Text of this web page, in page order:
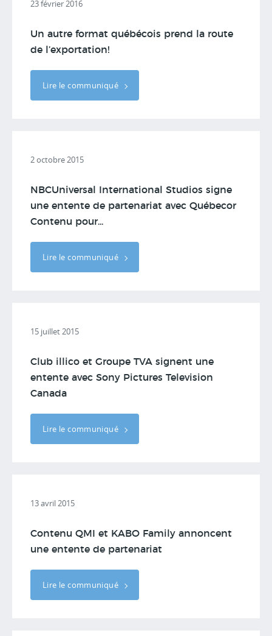
23 février 2016
Un autre format québécois prend la route
de l’exportation!
Lire le communiqué
2 octobre 2015
NBCUniversal International Studios signe
une entente de partenariat avec Québecor
Contenu pour...
Lire le communiqué
15 juillet 2015
Club illico et Groupe TVA signent une
entente avec Sony Pictures Television
Canada
Lire le communiqué
13 avril 2015
Contenu QMI et KABO Family annoncent
une entente de partenariat
Lire le communiqué